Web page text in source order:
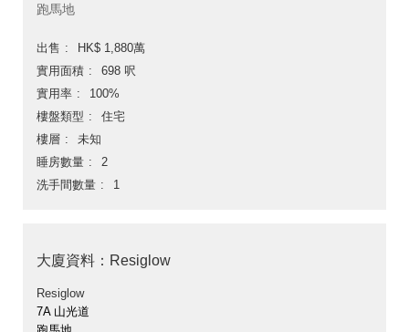
跑馬地
出售
HK$ 1,880萬
實用面積
698 呎
實用率
100%
樓盤類型
住宅
樓層
未知
睡房數量
2
洗手間數量
1
大廈資料：Resiglow
Resiglow
7A 山光道